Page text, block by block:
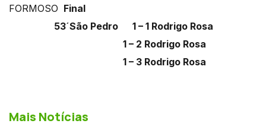
FORMOSO Final
53´São Pedro 1 – 1 Rodrigo Rosa
1 – 2 Rodrigo Rosa
1 – 3 Rodrigo Rosa
Mais Notícias